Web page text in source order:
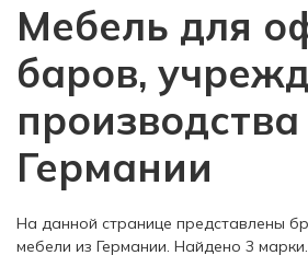
Мебель для
баров,
производства
Германии
На данной странице представлены
мебели из Германии. Найдено 3 марки.